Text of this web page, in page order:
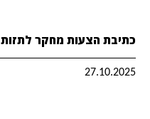
כתיבת הצעות מחקר לתזות
27.10.2025